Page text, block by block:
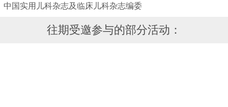
中国实用儿科杂志及临床儿科杂志编委
往期受邀参与的部分活动：